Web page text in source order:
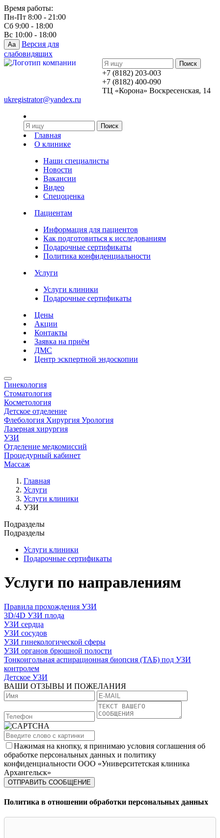
Время работы:
Пн-Пт 8:00 - 21:00
Сб 9:00 - 18:00
Вс 10:00 - 18:00
Aa
Версия для
слабовидящих
+7 (8182) 203-003
+7 (8182) 400-090
ТЦ «Корона» Воскресенская, 14
ukregistrator@yandex.ru
Главная
О клинике
Наши специалисты
Новости
Вакансии
Видео
Спецоценка
Пациентам
Информация для пациентов
Как подготовиться к исследованиям
Подарочные сертификаты
Политика конфиденциальности
Услуги
Услуги клиники
Подарочные сертификаты
Цены
Акции
Контакты
Заявка на приём
ДМС
Центр эскпертной эндоскопии
Гинекология
Стоматология
Косметология
Детское отделение
Флебология Хирургия Урология
Лазерная хирургия
УЗИ
Отделение медкомиссий
Процедурный кабинет
Массаж
Главная
Услуги
Услуги клиники
УЗИ
Подразделы
Подразделы
Услуги клиники
Подарочные сертификаты
Услуги по направлениям
Правила прохождения УЗИ
3D/4D УЗИ плода
УЗИ сердца
УЗИ сосудов
УЗИ гинекологической сферы
УЗИ органов брюшной полости
Тонкоигольная аспирационная биопсия (ТАБ) под УЗИ
контролем
Детское УЗИ
ВАШИ ОТЗЫВЫ И ПОЖЕЛАНИЯ
Нажимая на кнопку, я принимаю условия соглашения об
обработке персональных данных и политику
конфиденциальности ООО «Университетская клиника
Архангельск»
Политика в отношении обработки персональных данных